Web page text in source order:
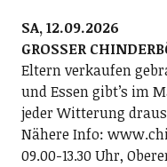
SA, 12.09.2026
GROSSER
Eltern verkaufen
und Essen gibt’s im
jeder Witterung
Nähere Info:
09.00-13.30 Uhr,